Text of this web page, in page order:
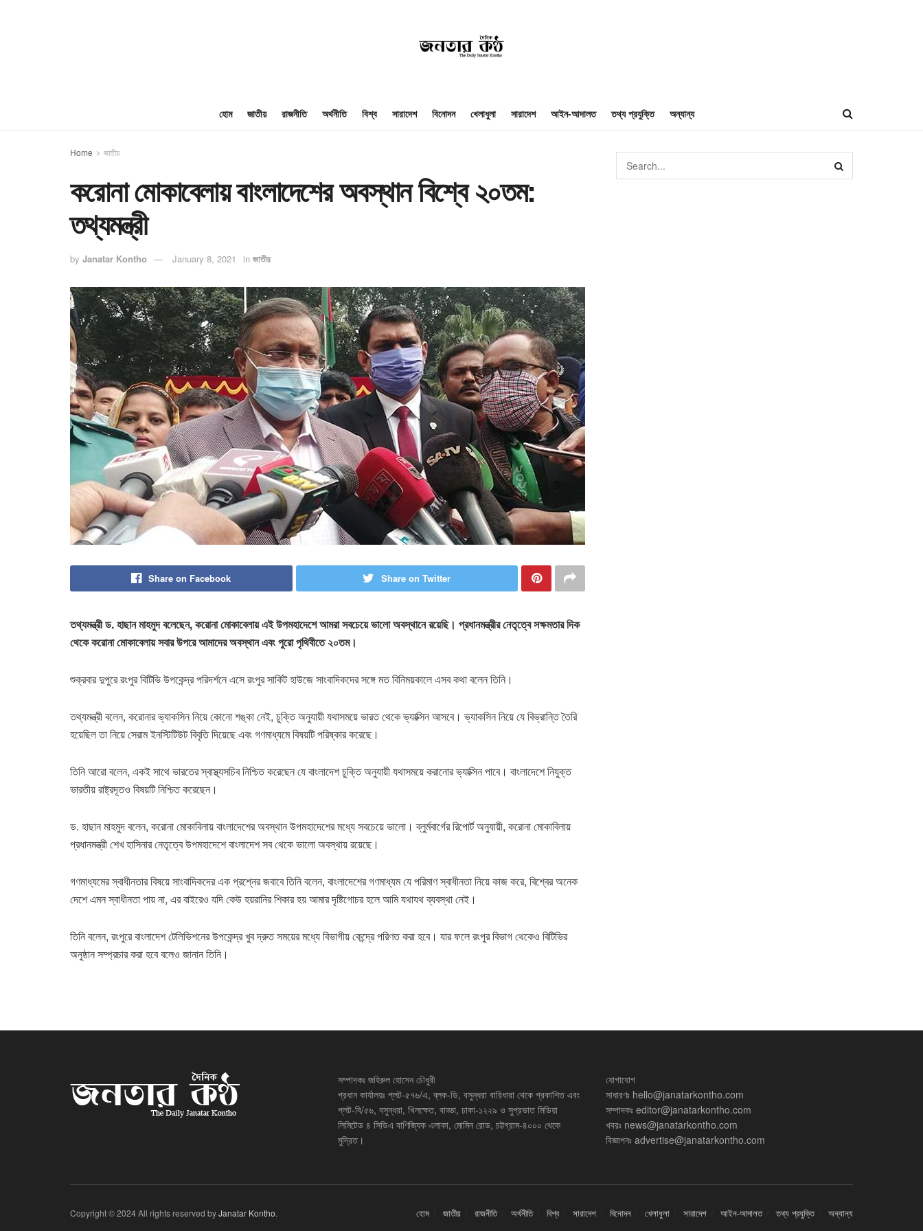
হোম জাতীয় রাজনীতি অর্থনীতি বিশ্ব সারাদেশ বিনোদন খেলাধুলা সারাদেশ আইন-আদালত তথ্য প্রযুক্তি অন্যান্য
Home জাতীয়
করোনা মোকাবেলায় বাংলাদেশের অবস্থান বিশ্বে ২০তম:
তথ্যমন্ত্রী
by Janatar Kontho January 8, 2021 in জাতীয়
Share on Facebook Share on Twitter
তথ্যমন্ত্রী ড. হাছান মাহমুদ বলেছেন, করোনা মোকাবেলায় এই উপমহাদেশে আমরা সবচেয়ে ভালো অবস্থানে রয়েছি। প্রধানমন্ত্রীর নেতৃত্বে সক্ষমতার দিক
থেকে করোনা মোকাবেলায় সবার উপরে আমাদের অবস্থান এবং পুরো পৃথিবীতে ২০তম।
শুক্রবার দুপুরে রংপুর বিটিভি উপকেন্দ্র পরিদর্শনে এসে রংপুর সার্কিট হাউজে সাংবাদিকদের সঙ্গে মত বিনিময়কালে এসব কথা বলেন তিনি।
তথ্যমন্ত্রী বলেন, করোনার ভ্যাকসিন নিয়ে কোনো শঙ্কা নেই, চুক্তি অনুযায়ী যথাসময়ে ভারত থেকে ভ্যাক্সিন আসবে। ভ্যাকসিন নিয়ে যে বিভ্রান্তি তৈরি
হয়েছিল তা নিয়ে সেরাম ইনস্টিটিউট বিবৃতি দিয়েছে এবং গণমাধ্যমে বিষয়টি পরিষ্কার করেছে।
তিনি আরো বলেন, একই সাথে ভারতের স্বাস্থ্যসচিব নিশ্চিত করেছেন যে বাংলাদেশ চুক্তি অনুযায়ী যথাসময়ে করানোর ভ্যাক্সিন পাবে। বাংলাদেশে নিযুক্ত
ভারতীয় রাষ্ট্রদূতও বিষয়টি নিশ্চিত করেছেন।
ড. হাছান মাহমুদ বলেন, করোনা মোকাবিলায় বাংলাদেশের অবস্থান উপমহাদেশের মধ্যে সবচেয়ে ভালো। ব্লুর্মবার্গের রিপোর্ট অনুযায়ী, করোনা মোকাবিলায়
প্রধানমন্ত্রী শেখ হাসিনার নেতৃত্বে উপমহাদেশে বাংলাদেশ সব থেকে ভালো অবস্থায় রয়েছে।
গণমাধ্যমের স্বাধীনতার বিষয়ে সাংবাদিকদের এক প্রশ্নের জবাবে তিনি বলেন, বাংলাদেশের গণমাধ্যম যে পরিমাণ স্বাধীনতা নিয়ে কাজ করে, বিশ্বের অনেক
দেশে এমন স্বাধীনতা পায় না, এর বাইরেও যদি কেউ হয়রানির শিকার হয় আমার দৃষ্টিগোচর হলে আমি যথাযথ ব্যবস্থা নেই।
তিনি বলেন, রংপুরে বাংলাদেশ টেলিভিশনের উপকেন্দ্র খুব দ্রুত সময়ের মধ্যে বিভাগীয় কেন্দ্রে পরিণত করা হবে। যার ফলে রংপুর বিভাগ থেকেও বিটিভির
অনুষ্ঠান সম্প্রচার করা হবে বলেও জানান তিনি।
সম্পাদকঃ জহিরুল হোসেন চৌধুরী
প্রধান কার্যালয়ঃ প্লট-৫৭৬/এ, ব্লক-ডি, বসুন্ধরা বারিধারা থেকে প্রকাশিত এবং
প্লট-বি/৫৬, বসুন্ধরা, খিলক্ষেত, বাড্ডা, ঢাকা-১২২৯ ও সুপ্রভাত মিডিয়া
লিমিটেড ৪ সিডিএ বাণিজ্যিক এলাকা, মোমিন রোড, চট্টগ্রাম-৪০০০ থেকে
মুদ্রিত।
যোগাযোগ
সাধারণঃ hello@janatarkontho.com
সম্পাদকঃ editor@janatarkontho.com
খবরঃ news@janatarkontho.com
বিজ্ঞাপনঃ advertise@janatarkontho.com
হোম জাতীয় রাজনীতি অর্থনীতি বিশ্ব সারাদেশ বিনোদন খেলাধুলা সারাদেশ আইন-আদালত তথ্য প্রযুক্তি অন্যান্য
Copyright © 2024 All rights reserved byJanatar Kontho.